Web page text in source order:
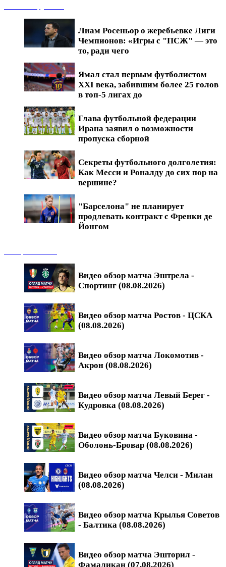
Лиам Росеньор о жеребьевке Лиги
Чемпионов: «Игры с "ПСЖ" — это
то, ради чего
Ямал стал первым футболистом
XXI века, забившим более 25 голов
в топ-5 лигах до
Глава футбольной федерации
Ирана заявил о возможности
пропуска сборной
Секреты футбольного долголетия:
Как Месси и Роналду до сих пор на
вершине?
"Барселона" не планирует
продлевать контракт с Френки де
Йонгом
Видео обзор матча Эштрела -
Спортинг (08.08.2026)
Видео обзор матча Ростов - ЦСКА
(08.08.2026)
Видео обзор матча Локомотив -
Акрон (08.08.2026)
Видео обзор матча Левый Берег -
Кудровка (08.08.2026)
Видео обзор матча Буковина -
Оболонь-Бровар (08.08.2026)
Видео обзор матча Челси - Милан
(08.08.2026)
Видео обзор матча Крылья Советов
- Балтика (08.08.2026)
Видео обзор матча Эшторил -
Фамаликан (07.08.2026)